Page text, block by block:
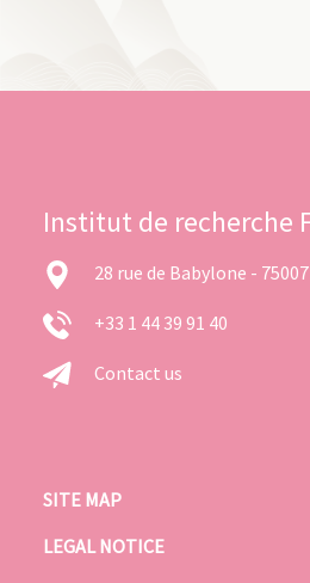
Institut de recherche
28 rue de Babylone -
+33 1 44 39 91 40
Contact us
SITE MAP
LEGAL NOTICE